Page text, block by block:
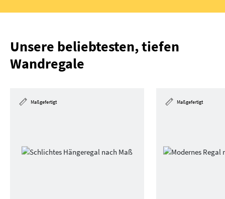
Unsere beliebtesten, tiefen
Wandregale
Maßgefertigt Maßgefertigt